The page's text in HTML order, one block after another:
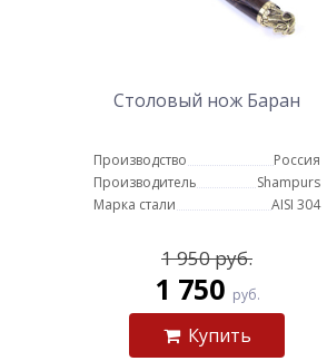
Столовый нож Баран
Производство
Россия
Производитель
Shampurs
Марка стали
AISI 304
1 950 руб.
1 750 руб.
Купить